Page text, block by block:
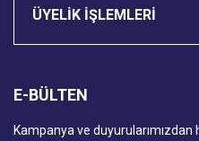
ÜYELİK İŞLEMLERİ
E-BÜLTEN
Kampanya ve